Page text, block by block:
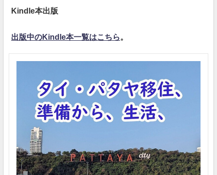
Kindle本出版
出版中のKindle本一覧はこちら。